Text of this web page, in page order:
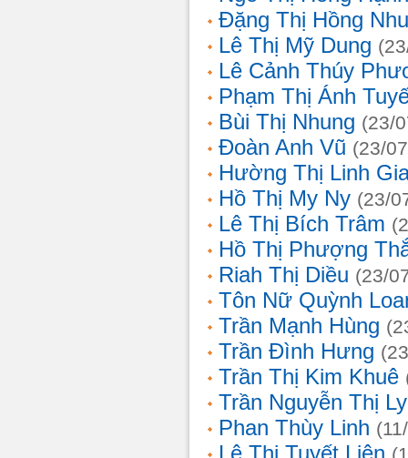
Đặng Thị Hồng
Lê Thị Mỹ Dung
Lê Cảnh Thúy
Phạm Thị Ánh
Bùi Thị Nhung (23/
Đoàn Anh Vũ (23/
Hường Thị Linh
Hồ Thị My Ny (23/
Lê Thị Bích Trâm
Hồ Thị Phượng
Riah Thị Diều (23/
Tôn Nữ Quỳnh
Trần Mạnh Hùng
Trần Đình Hưng
Trần Thị Kim Khuê
Trần Nguyễn Thị
Phan Thùy Linh
Lê Thị Tuyết Liên